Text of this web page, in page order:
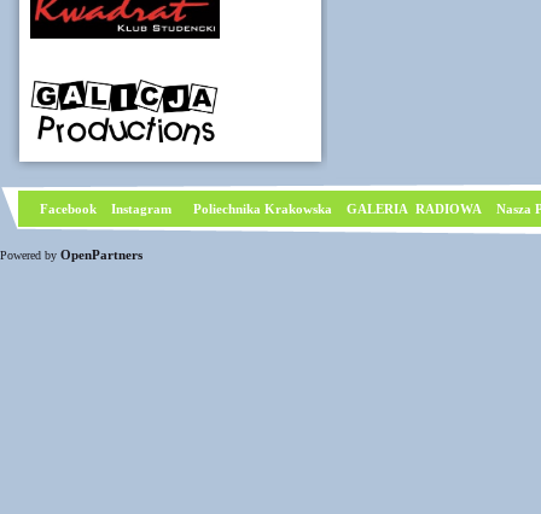
Facebook Instagram Poliechnika Krakowska GALERIA RADIOWA Nasza
Powered by OpenPartners